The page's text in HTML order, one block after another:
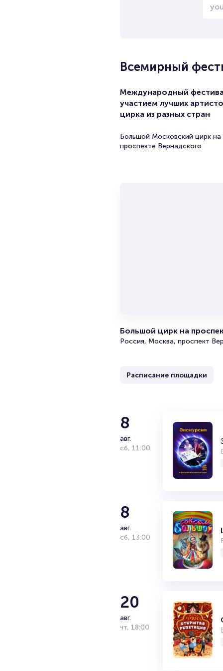
Всемирный
Международный
участием лучших
цирка из разных стран
Большой Московский цирк на
проспекте Вернадского
Большой цирк на
Россия, Москва, проспект
Расписание площадки
8
авг.
сб, 11:00
8
авг.
сб, 13:00
20
авг.
чт, 18:00